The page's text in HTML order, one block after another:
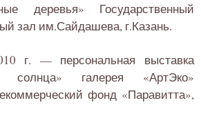
деревья» Государственный
зал им.Сайдашева, г.Казань.
г. — персональная выставка
солнца» галерея «АртЭко»
фонд «Паравитта»,